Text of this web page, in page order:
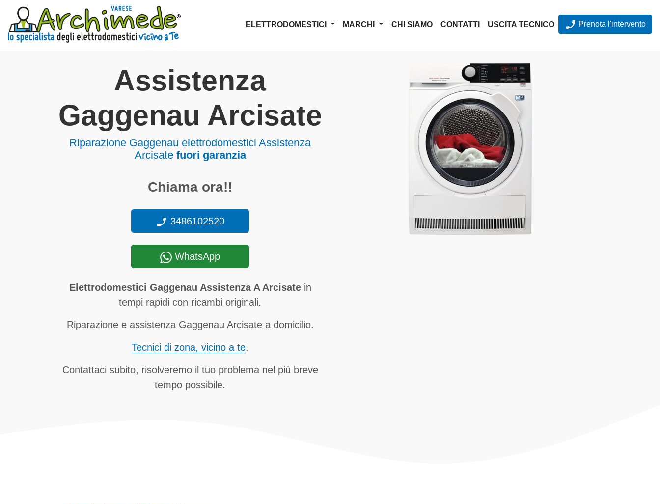
ELETTRODOMESTICI MARCHI CHI SIAMO CONTATTI USCITA TECNICO Prenota l'intervento
Assistenza
Gaggenau Arcisate
Riparazione Gaggenau elettrodomestici Assistenza
Arcisate fuori garanzia
Chiama ora!!
3486102520
WhatsApp
Elettrodomestici Gaggenau Assistenza A Arcisatein
tempi rapidi con ricambi originali.
Riparazione e assistenza Gaggenau Arcisate a domicilio.
Tecnici di zona, vicino a te.
Contattaci subito, risolveremo il tuo problema nel più breve
tempo possibile.